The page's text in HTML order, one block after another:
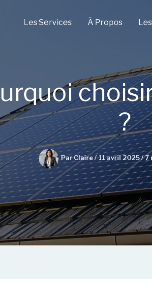
Les Services À Propos
?
ParClaire/11 avril 2025/7